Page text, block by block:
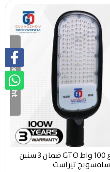
كشاف شارع 100 واط GTO ضمان 3 سنين
سامسونج تيراست